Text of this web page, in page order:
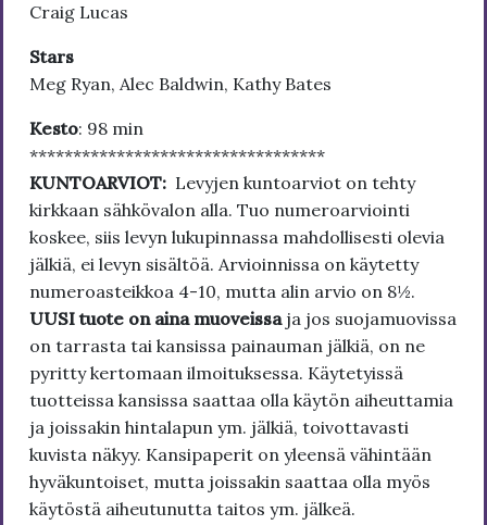
Craig Lucas
Stars
Meg Ryan, Alec Baldwin, Kathy Bates
Kesto: 98 min
**********************************
KUNTOARVIOT: Levyjen kuntoarviot on tehty
kirkkaan sähkövalon alla. Tuo numeroarviointi
koskee, siis levyn lukupinnassa mahdollisesti olevia
jälkiä, ei levyn sisältöä. Arvioinnissa on käytetty
numeroasteikkoa 4-10, mutta alin arvio on 8½.
UUSI tuote on aina muoveissa ja jos suojamuovissa
on tarrasta tai kansissa painauman jälkiä, on ne
pyritty kertomaan ilmoituksessa. Käytetyissä
tuotteissa kansissa saattaa olla käytön aiheuttamia
ja joissakin hintalapun ym. jälkiä, toivottavasti
kuvista näkyy. Kansipaperit on yleensä vähintään
hyväkuntoiset, mutta joissakin saattaa olla myös
käytöstä aiheutunutta taitos ym. jälkeä.